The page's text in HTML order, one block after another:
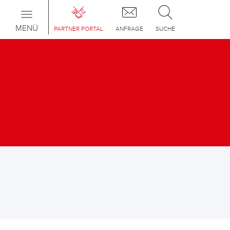
PARTNER PORTAL ANFRAGE SUCHE
Toggle
navigation
MENÜ